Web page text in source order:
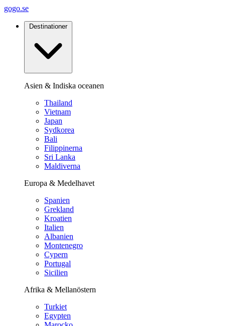
gogo.se
Destinationer
Asien & Indiska oceanen
Thailand
Vietnam
Japan
Sydkorea
Bali
Filippinerna
Sri Lanka
Maldiverna
Europa & Medelhavet
Spanien
Grekland
Kroatien
Italien
Albanien
Montenegro
Cypern
Portugal
Sicilien
Afrika & Mellanöstern
Turkiet
Egypten